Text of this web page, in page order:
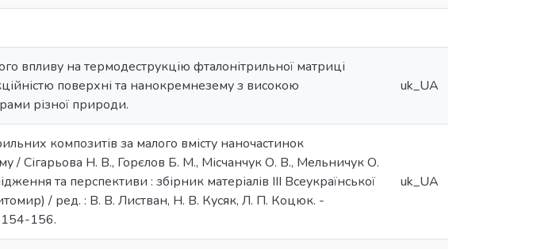
впливу на термодеструкцію фталонітрильної матриці
поверхні та нанокремнезему з високою
різної природи.
uk_UA
композитів за малого вмісту наночастинок
/ Сігарьова Н. В., Горєлов Б. М., Місчанчук О. В., Мельничук О.
та перспективи : збірник матеріалів ІІІ Всеукраїнської
/ ред. : В. В. Листван, Н. В. Кусяк, Л. П. Коцюк. -
156.
uk_UA